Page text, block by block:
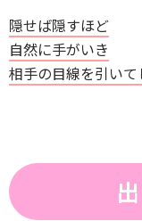
隠せば隠すほど
自然に手がいき
相手の目線を引いて